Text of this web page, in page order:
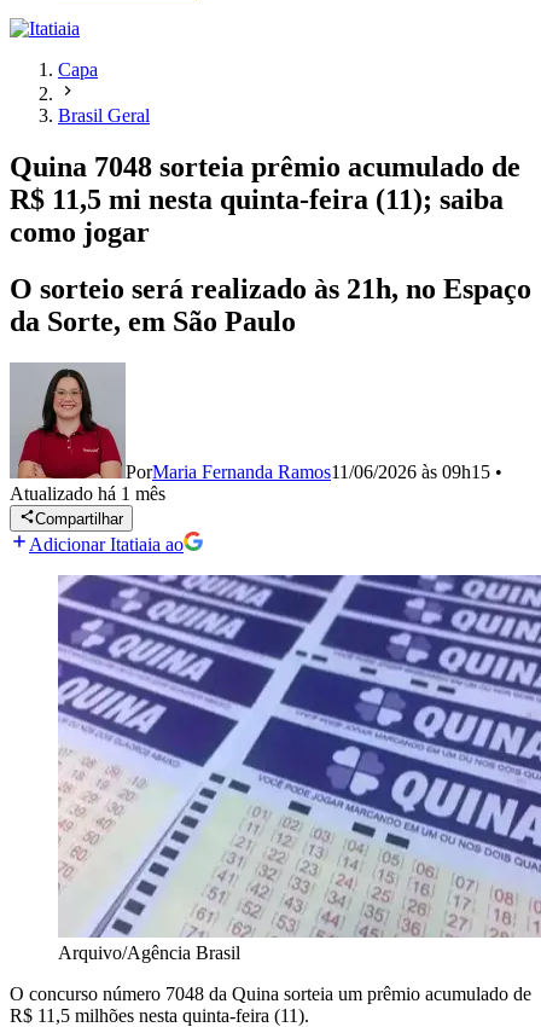
Capa
Brasil Geral
Quina 7048 sorteia prêmio acumulado de
R$ 11,5 mi nesta quinta-feira (11); saiba
como jogar
O sorteio será realizado às 21h, no Espaço
da Sorte, em São Paulo
PorMaria Fernanda Ramos11/06/2026 às 09h15 •
Atualizado há 1 mês
Compartilhar
Adicionar Itatiaia ao
Arquivo/Agência Brasil
O concurso número 7048 da Quina sorteia um prêmio acumulado de
R$ 11,5 milhões nesta quinta-feira (11).